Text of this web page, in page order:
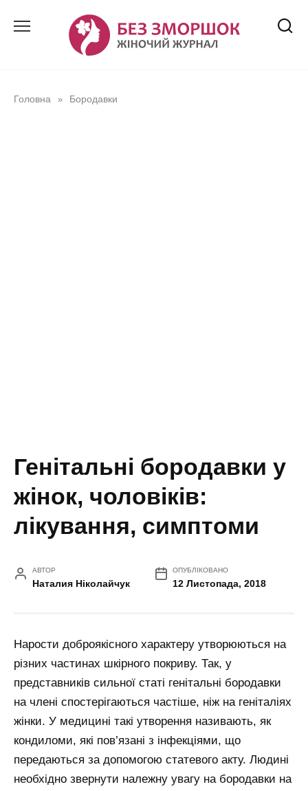
Головна » Бородавки
Генітальні бородавки у
жінок, чоловіків:
лікування, симптоми
АВТОР
Наталия Ніколайчук
ОПУБЛІКОВАНО
12 Листопада, 2018
Нарости доброякісного характеру утворюються на
різних частинах шкірного покриву. Так, у
представників сильної статі генітальні бородавки
на члені спостерігаються частіше, ніж на геніталіях
жінки. У медицині такі утворення називають, як
кондиломи, які пов’язані з інфекціями, що
передаються за допомогою статевого акту. Людині
необхідно звернути належну увагу на бородавки на